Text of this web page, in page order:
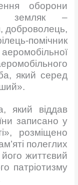
оборони
земляк –
доброволець,
помічник
який серед
який віддав
записано у
розміщено
полеглих
його життєвий
патріотизму